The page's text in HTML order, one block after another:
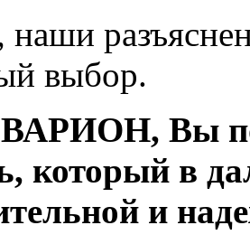
наши
выбор.
Вы
который в
и